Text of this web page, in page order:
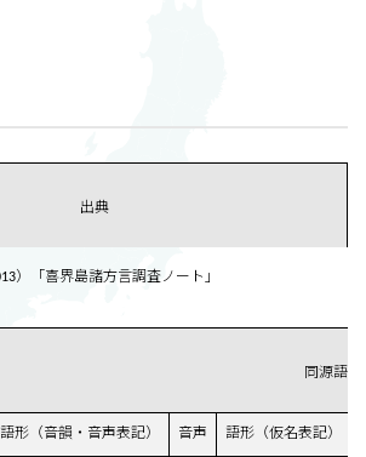
出典
）「喜界島諸方言調査ノート」
同源語
語形（音韻・音声表記） 音声 語形（仮名表記）